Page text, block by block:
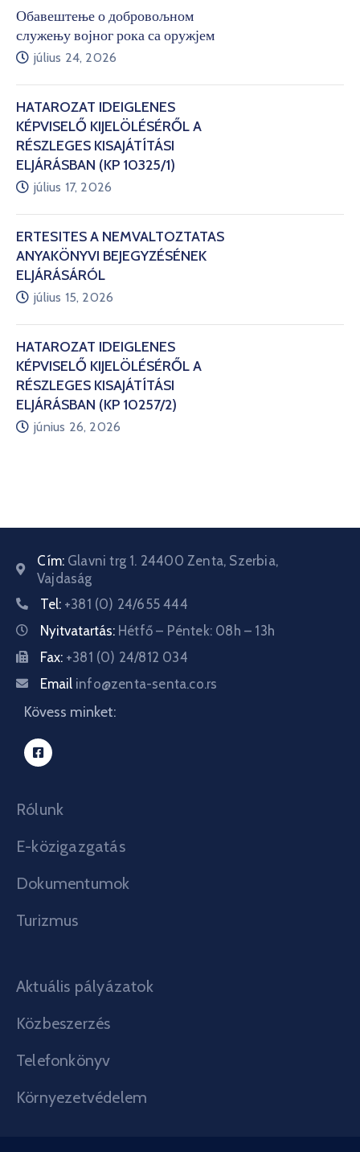
Обавештење о добровољном
служењу војног рока са оружјем
július 24, 2026
HATÁROZAT IDEIGLENES
KÉPVISELŐ KIJELÖLÉSÉRŐL A
RÉSZLEGES KISAJÁTÍTÁSI
ELJÁRÁSBAN (KP 10325/1)
július 17, 2026
ÉRTESÍTÉS A NEMVÁLTOZTATÁS
ANYAKÖNYVI BEJEGYZÉSÉNEK
ELJÁRÁSÁRÓL
július 15, 2026
HATÁROZAT IDEIGLENES
KÉPVISELŐ KIJELÖLÉSÉRŐL A
RÉSZLEGES KISAJÁTÍTÁSI
ELJÁRÁSBAN (KP 10257/2)
június 26, 2026
Cím: Glavni trg 1. 24400 Zenta, Szerbia,
Vajdaság
Tel: +381 (0) 24/655 444
Nyitvatartás: Hétfő – Péntek: 08h – 13h
Fax: +381 (0) 24/812 034
Email info@zenta-senta.co.rs
Kövess minket:
Rólunk
E-közigazgatás
Dokumentumok
Turizmus
Aktuális pályázatok
Közbeszerzés
Telefonkönyv
Környezetvédelem